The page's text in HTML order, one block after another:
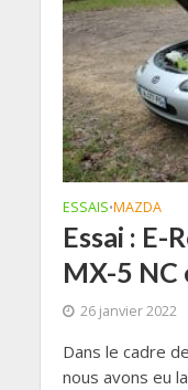
ESSAIS•MAZDA
Essai : E-
MX-5
26 janvier 2022
Dans le cadre
nous avons eu